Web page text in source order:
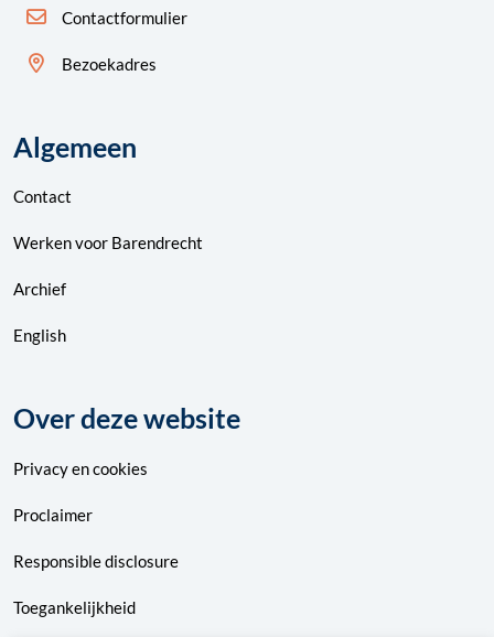
Contactformulier
Bezoekadres
Algemeen
Contact
Werken voor Barendrecht
Archief
English
Over deze website
Privacyencookies
Proclaimer
Responsible disclosure
Toegankelijkheid